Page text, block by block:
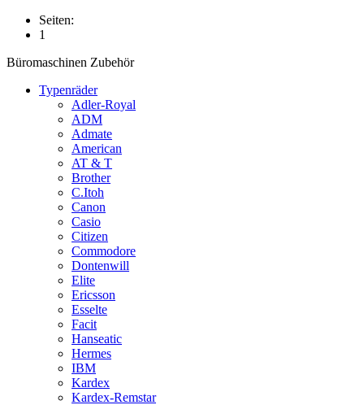
Seiten:
1
Büromaschinen Zubehör
Typenräder
Adler-Royal
ADM
Admate
American
AT & T
Brother
C.Itoh
Canon
Casio
Citizen
Commodore
Dontenwill
Elite
Ericsson
Esselte
Facit
Hanseatic
Hermes
IBM
Kardex
Kardex-Remstar